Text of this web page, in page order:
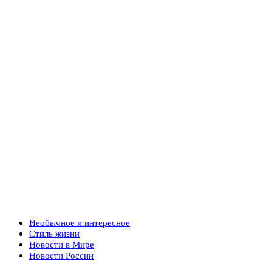
Необычное и интересное
Стиль жизни
Новости в Мире
Новости России